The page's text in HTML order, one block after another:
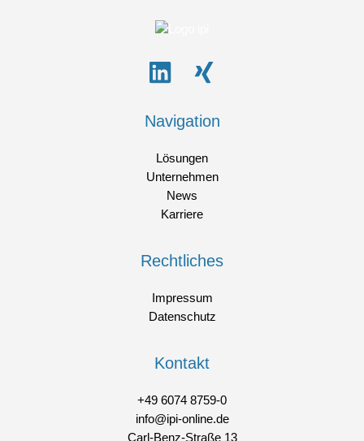
Navigation
Lösungen
Unternehmen
News
Karriere
Rechtliches
Impressum
Datenschutz
Kontakt
+49 6074 8759-0
info@ipi-online.de
Carl-Benz-Straße 13